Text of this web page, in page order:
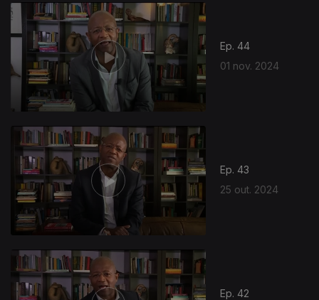
Ep. 44
01 nov. 2024
Ep. 43
25 out. 2024
Ep. 42
800667